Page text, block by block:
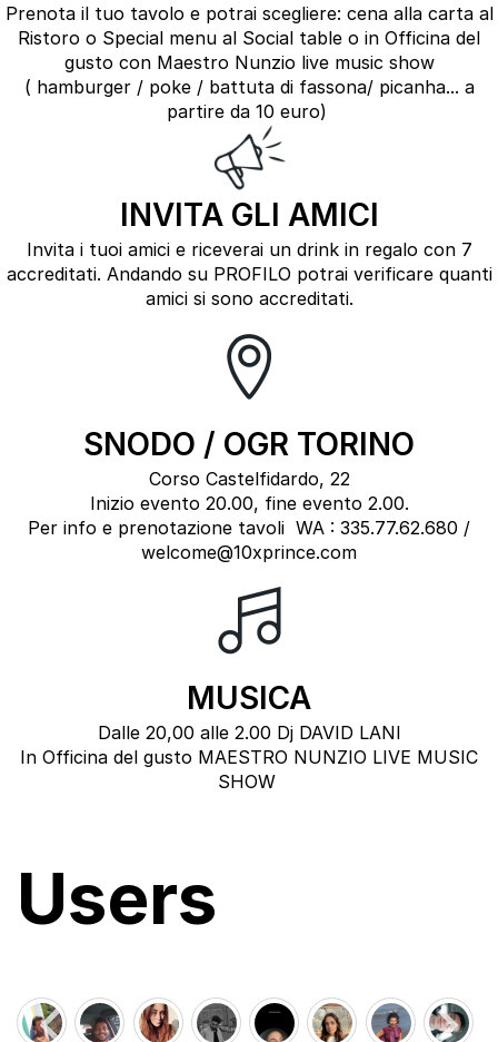
Prenota il tuo tavolo e potrai scegliere: cena alla carta al
Ristoro o Special menu al Social table o in Officina del
gusto con Maestro Nunzio live music show
( hamburger / poke / battuta di fassona/ picanha... a
partire da 10 euro)
INVITA GLI AMICI
Invita i tuoi amici e riceverai un drink in regalo con 7
accreditati. Andando su PROFILO potrai verificare quanti
amici si sono accreditati.
SNODO / OGR TORINO
Corso Castelfidardo, 22
Inizio evento 20.00, fine evento 2.00.
Per info e prenotazione tavoli WA : 335.77.62.680 /
welcome@10xprince.com
MUSICA
Dalle 20,00 alle 2.00 Dj DAVID LANI
In Officina del gusto MAESTRO NUNZIO LIVE MUSIC
SHOW
Users